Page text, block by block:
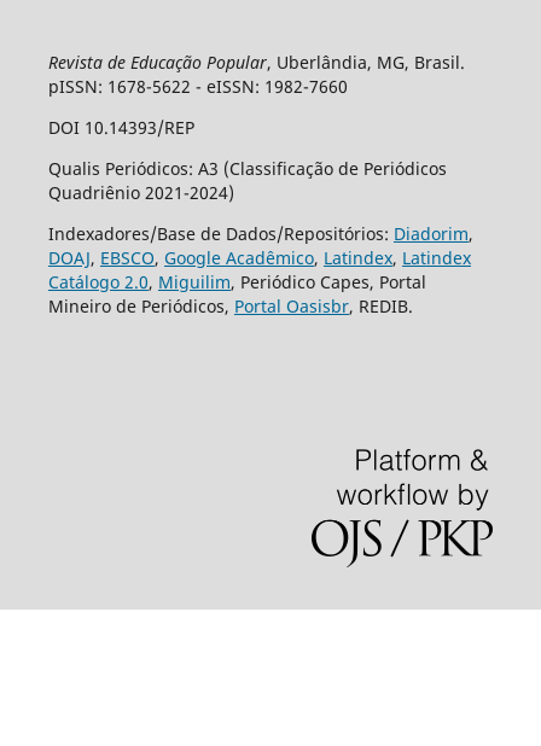
Revista de Educação Popular, Uberlândia, MG, Brasil.
pISSN: 1678-5622 - eISSN: 1982-7660
DOI 10.14393/REP
Qualis Periódicos: A3 (Classificação de Periódicos
Quadriênio 2021-2024)
Indexadores/Base de Dados/Repositórios: Diadorim,
DOAJ, EBSCO, Google Acadêmico, Latindex, Latindex
Catálogo 2.0, Miguilim, Periódico Capes, Portal
Mineiro de Periódicos, Portal Oasisbr, REDIB.